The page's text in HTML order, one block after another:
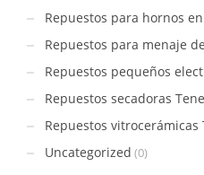
Repuestos para hornos
Repuestos para menaje
Repuestos pequeños
Repuestos secadoras
Repuestos vitrocerámicas
Uncategorized (0)